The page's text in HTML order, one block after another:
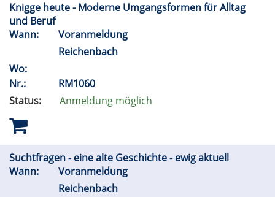
Knigge heute - Moderne Umgangsformen für Alltag
und Beruf
Wann:
Voranmeldung
Reichenbach
Wo:
Nr.:
RM1060
Status:
Anmeldung möglich
Suchtfragen - eine alte Geschichte - ewig aktuell
Wann:
Voranmeldung
Reichenbach